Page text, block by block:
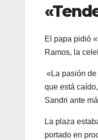
El papa pidió
Ramos, la
«La pasión
que está
Sandri ante
La plaza
portado en